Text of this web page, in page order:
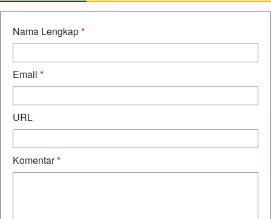
Nama Lengkap*
Email *
URL
Komentar*